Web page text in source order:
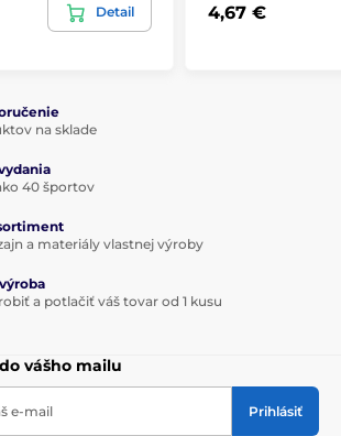
Detail 4,67 €
na sklade
40 športov
a materiály vlastnej výroby
a potlačiť váš tovar od 1 kusu
vášho mailu
e-mail Prihlásiť